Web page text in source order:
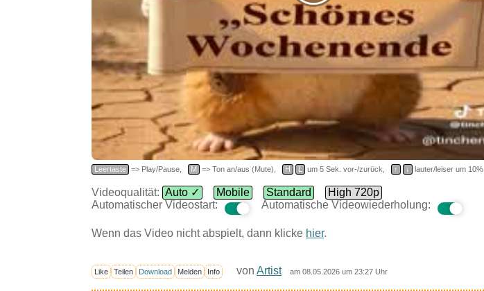
Leertaste => Play/Pause, M => Ton an/aus (Mute), H L um 5 Sek. vor-/zurück, ↑ ↓ lauter/leiser um 10%
Videoqualität: Auto ✓ Mobile Standard
High 720p
Automatischer Videostart:
Automatische Videowiederholung:
Wenn das Video nicht abspielt, dann klicke hier.
Like Teilen Download Melden Info von Artist am 08.05.2026 um 23:27 Uhr